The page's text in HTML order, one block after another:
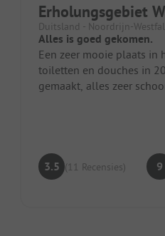
Erholungsgebiet
Duitsland - Noordrijn-
Alles is goed gekomen.
Een zeer mooie plaats in
toiletten en douches in
gemaakt, alles zeer
3.5 (11 Recensies) 9